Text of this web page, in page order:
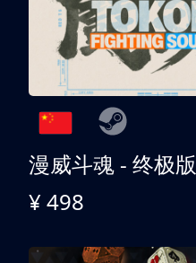
漫威斗魂 - 终极版
¥ 498